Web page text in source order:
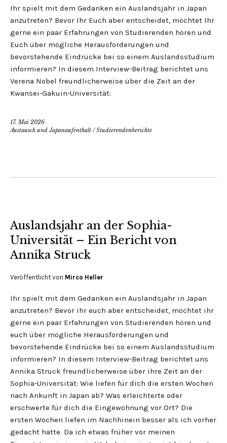
Ihr spielt mit dem Gedanken ein Auslandsjahr in Japan
anzutreten? Bevor Ihr Euch aber entscheidet, möchtet Ihr
gerne ein paar Erfahrungen von Studierenden hören und
Euch über mögliche Herausforderungen und
bevorstehende Eindrücke bei so einem Auslandsstudium
informieren? In diesem Interview-Beitrag berichtet uns
Verena Nobel freundlicherweise über die Zeit an der
Kwansei-Gakuin-Universität:
17. Mai 2026
Austausch und Japanaufenthalt /Studierendenberichte
Auslandsjahr an der Sophia-
Universität – Ein Bericht von
Annika Struck
Veröffentlicht von Mirco Heller
Ihr spielt mit dem Gedanken ein Auslandsjahr in Japan
anzutreten? Bevor ihr euch aber entscheidet, möchtet ihr
gerne ein paar Erfahrungen von Studierenden hören und
euch über mögliche Herausforderungen und
bevorstehende Eindrücke bei so einem Auslandsstudium
informieren? In diesem Interview-Beitrag berichtet uns
Annika Struck freundlicherweise über ihre Zeit an der
Sophia-Universität: Wie liefen für dich die ersten Wochen
nach Ankunft in Japan ab? Was erleichterte oder
erschwerte für dich die Eingewöhnung vor Ort? Die
ersten Wochen liefen im Nachhinein besser als ich vorher
gedacht hatte. Da ich etwas früher vor meinen